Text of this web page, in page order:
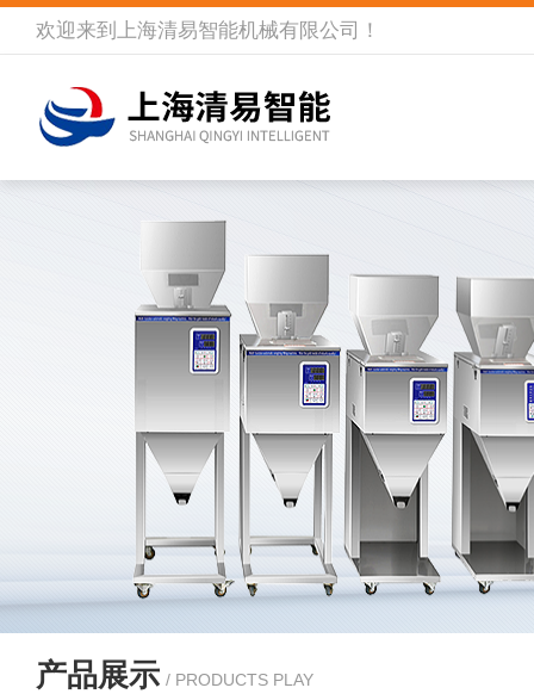
欢迎来到 上海清易智能机械有限公司 ！
产品展示 / PRODUCTS PLAY